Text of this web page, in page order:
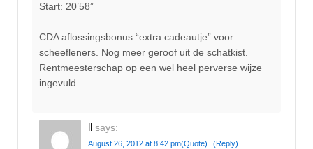
Start: 20’58”
CDA aflossingsbonus “extra cadeautje” voor
scheefleners. Nog meer geroof uit de schatkist.
Rentmeesterschap op een wel heel perverse wijze
ingevuld.
says:
August 26, 2012 at 8:42 pm(Quote) (Reply)